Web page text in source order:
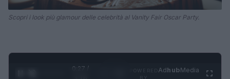
Scopri i look più glamour delle celebrità al Vanity Fair Oscar Party.
0:28 /
AdhubMedia